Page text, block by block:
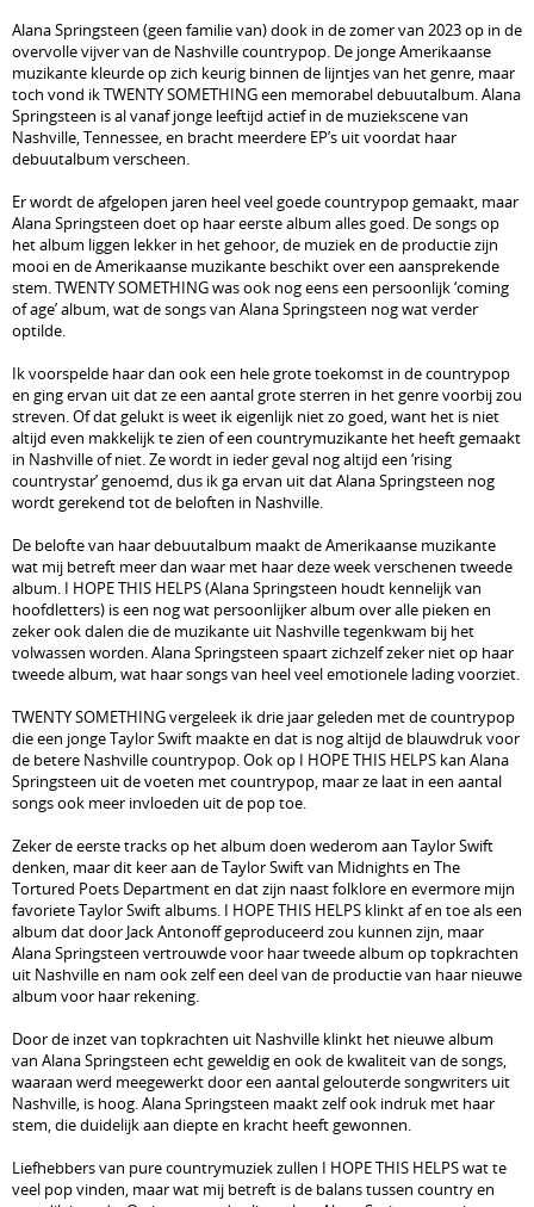
Alana Springsteen (geen familie van) dook in de zomer van 2023 op in de
overvolle vijver van de Nashville countrypop. De jonge Amerikaanse
muzikante kleurde op zich keurig binnen de lijntjes van het genre, maar
toch vond ik TWENTY SOMETHING een memorabel debuutalbum. Alana
Springsteen is al vanaf jonge leeftijd actief in de muziekscene van
Nashville, Tennessee, en bracht meerdere EP’s uit voordat haar
debuutalbum verscheen.
Er wordt de afgelopen jaren heel veel goede countrypop gemaakt, maar
Alana Springsteen doet op haar eerste album alles goed. De songs op
het album liggen lekker in het gehoor, de muziek en de productie zijn
mooi en de Amerikaanse muzikante beschikt over een aansprekende
stem. TWENTY SOMETHING was ook nog eens een persoonlijk ‘coming
of age’ album, wat de songs van Alana Springsteen nog wat verder
optilde.
Ik voorspelde haar dan ook een hele grote toekomst in de countrypop
en ging ervan uit dat ze een aantal grote sterren in het genre voorbij zou
streven. Of dat gelukt is weet ik eigenlijk niet zo goed, want het is niet
altijd even makkelijk te zien of een countrymuzikante het heeft gemaakt
in Nashville of niet. Ze wordt in ieder geval nog altijd een ‘rising
countrystar’ genoemd, dus ik ga ervan uit dat Alana Springsteen nog
wordt gerekend tot de beloften in Nashville.
De belofte van haar debuutalbum maakt de Amerikaanse muzikante
wat mij betreft meer dan waar met haar deze week verschenen tweede
album. I HOPE THIS HELPS (Alana Springsteen houdt kennelijk van
hoofdletters) is een nog wat persoonlijker album over alle pieken en
zeker ook dalen die de muzikante uit Nashville tegenkwam bij het
volwassen worden. Alana Springsteen spaart zichzelf zeker niet op haar
tweede album, wat haar songs van heel veel emotionele lading voorziet.
TWENTY SOMETHING vergeleek ik drie jaar geleden met de countrypop
die een jonge Taylor Swift maakte en dat is nog altijd de blauwdruk voor
de betere Nashville countrypop. Ook op I HOPE THIS HELPS kan Alana
Springsteen uit de voeten met countrypop, maar ze laat in een aantal
songs ook meer invloeden uit de pop toe.
Zeker de eerste tracks op het album doen wederom aan Taylor Swift
denken, maar dit keer aan de Taylor Swift van Midnights en The
Tortured Poets Department en dat zijn naast folklore en evermore mijn
favoriete Taylor Swift albums. I HOPE THIS HELPS klinkt af en toe als een
album dat door Jack Antonoff geproduceerd zou kunnen zijn, maar
Alana Springsteen vertrouwde voor haar tweede album op topkrachten
uit Nashville en nam ook zelf een deel van de productie van haar nieuwe
album voor haar rekening.
Door de inzet van topkrachten uit Nashville klinkt het nieuwe album
van Alana Springsteen echt geweldig en ook de kwaliteit van de songs,
waaraan werd meegewerkt door een aantal gelouterde songwriters uit
Nashville, is hoog. Alana Springsteen maakt zelf ook indruk met haar
stem, die duidelijk aan diepte en kracht heeft gewonnen.
Liefhebbers van pure countrymuziek zullen I HOPE THIS HELPS wat te
veel pop vinden, maar wat mij betreft is de balans tussen country en